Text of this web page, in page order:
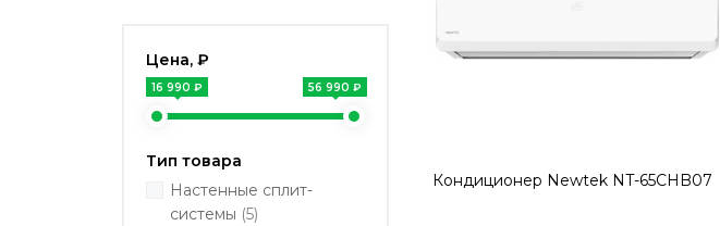
Цена, ₽
16 990 ₽ 56 990 ₽
Тип товара
Настенные сплит-
системы (5)
Кондиционер Newtek NT-65CHB07